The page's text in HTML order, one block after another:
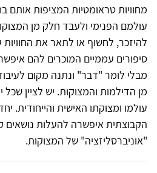
מחוויות טראומטיות המציפות אותם
עולמם הפנימי ולעבד חלק מן
להיזכר, לחשוף או לתאר את
סיפורים עממיים המוכרים להם
מבלי לומר "דבר" ונתנה מקום
מן הדילמות והמצוקות. יש לציין
עולמו ומצוקתו האישית והייחודית.
הקבוצתית איפשרה להעלות נושאים
"אוניברסליזציה" של המצוקות.